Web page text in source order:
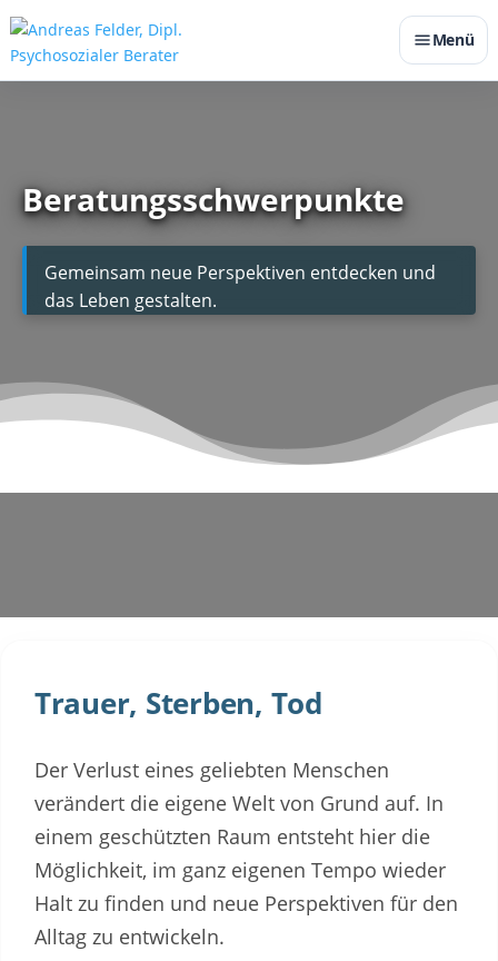
Menü
Beratungsschwerpunkte
Gemeinsam neue Perspektiven entdecken und
das Leben gestalten.
Trauer, Sterben, Tod
Der Verlust eines geliebten Menschen
verändert die eigene Welt von Grund auf. In
einem geschützten Raum entsteht hier die
Möglichkeit, im ganz eigenen Tempo wieder
Halt zu finden und neue Perspektiven für den
Alltag zu entwickeln.